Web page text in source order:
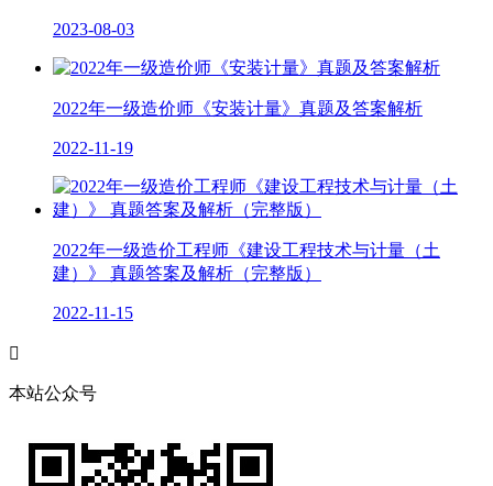
2023-08-03
2022年一级造价师《安装计量》真题及答案解析
2022-11-19
2022年一级造价工程师《建设工程技术与计量（土
建）》 真题答案及解析（完整版）
2022-11-15

本站公众号